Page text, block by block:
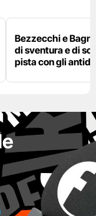
Bezzecchi e
di sventura e di
pista con gli